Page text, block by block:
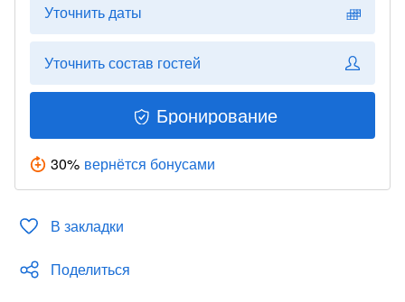
Уточнить даты
Уточнить состав гостей
Бронирование
30% вернётся бонусами
В закладки
Поделиться